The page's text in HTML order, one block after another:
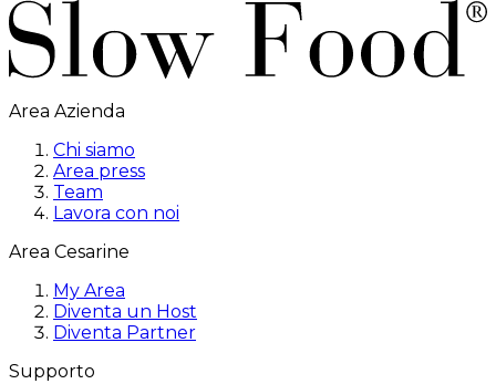
Area Azienda
Chi siamo
Area press
Team
Lavora con noi
Area Cesarine
My Area
Diventa un Host
Diventa Partner
Supporto